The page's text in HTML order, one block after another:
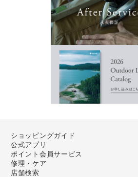
ショッピングガイド
公式アプリ
ポイント会員サービス
修理・ケア
店舗検索